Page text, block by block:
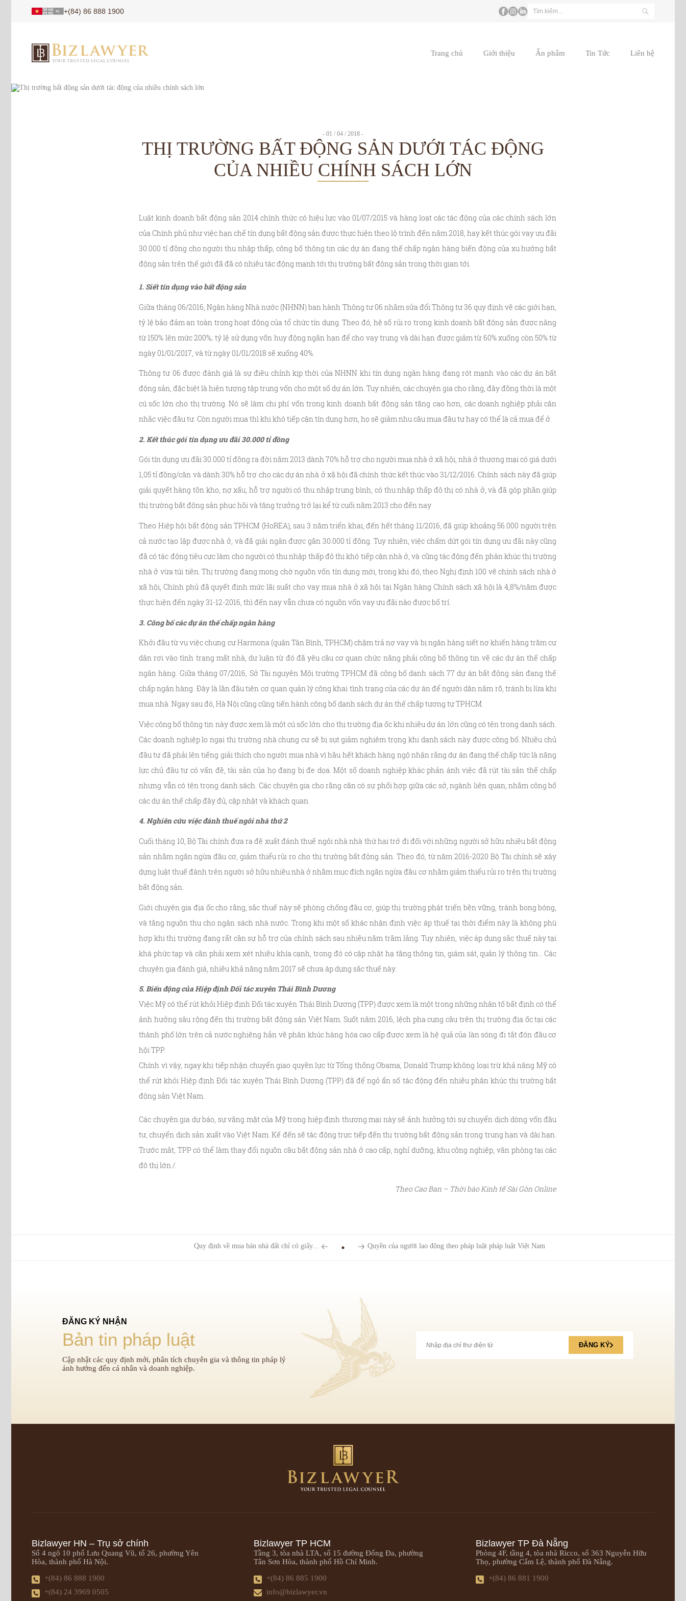
+(84) 86 888 1900
Trang chủ Giới thiệu Ấn phẩm Tin Tức Liên hệ
- 01 / 04 / 2018 -
THỊ TRƯỜNG BẤT ĐỘNG SẢN DƯỚI TÁC ĐỘNG
CỦA NHIỀU CHÍNH SÁCH LỚN
Luật kinh doanh bất động sản 2014 chính thức có hiệu lực vào 01/07/2015 và hàng loạt các tác động của các chính sách lớn
của Chính phủ như việc hạn chế tín dụng bất động sản được thực hiện theo lộ trình đến năm 2018, hay kết thúc gói vay ưu đãi
30.000 tỉ đồng cho người thu nhập thấp, công bố thông tin các dự án đang thế chấp ngân hàng biến động của xu hướng bất
động sản trên thế giới đã đã có nhiều tác động mạnh tới thị trường bất động sản trong thời gian tới.
1. Siết tín dụng vào bất động sản
Giữa tháng 06/2016, Ngân hàng Nhà nước (NHNN) ban hành Thông tư 06 nhằm sửa đổi Thông tư 36 quy định về các giới hạn,
tỷ lệ bảo đảm an toàn trong hoạt động của tổ chức tín dụng. Theo đó, hệ số rủi ro trong kinh doanh bất động sản được nâng
từ 150% lên mức 200%; tỷ lệ sử dụng vốn huy động ngắn hạn để cho vay trung và dài hạn được giảm từ 60% xuống còn 50% từ
ngày 01/01/2017, và từ ngày 01/01/2018 sẽ xuống 40%.
Thông tư 06 được đánh giá là sự điều chỉnh kịp thời của NHNN khi tín dụng ngân hàng đang rót mạnh vào các dự án bất
động sản, đặc biệt là hiện tượng tập trung vốn cho một số dự án lớn. Tuy nhiên, các chuyên gia cho rằng, đây đồng thời là một
cú sốc lớn cho thị trường. Nó sẽ làm chi phí vốn trong kinh doanh bất động sản tăng cao hơn, các doanh nghiệp phải cân
nhắc việc đầu tư. Còn người mua thì khi khó tiếp cận tín dụng hơn, họ sẽ giảm nhu cầu mua đầu tư hay có thể là cả mua để ở.
2. Kết thúc gói tín dụng ưu đãi 30.000 tỉ đồng
Gói tín dụng ưu đãi 30.000 tỉ đồng ra đời năm 2013 dành 70% hỗ trợ cho người mua nhà ở xã hội, nhà ở thương mại có giá dưới
1,05 tỉ đồng/căn và dành 30% hỗ trợ cho các dự án nhà ở xã hội đã chính thức kết thúc vào 31/12/2016. Chính sách này đã giúp
giải quyết hàng tồn kho, nợ xấu, hỗ trợ người có thu nhập trung bình, có thu nhập thấp đô thị có nhà ở, và đã góp phần giúp
thị trường bất động sản phục hồi và tăng trưởng trở lại kể từ cuối năm 2013 cho đến nay
Theo Hiệp hội bất động sản TPHCM (HoREA), sau 3 năm triển khai, đến hết tháng 11/2016, đã giúp khoảng 56.000 người trên
cả nước tạo lập được nhà ở, và đã giải ngân được gần 30.000 tỉ đồng. Tuy nhiên, việc chấm dứt gói tín dụng ưu đãi này cũng
đã có tác động tiêu cực làm cho người có thu nhập thấp đô thị khó tiếp cận nhà ở, và cũng tác động đến phân khúc thị trường
nhà ở vừa túi tiền. Thị trường đang mong chờ nguồn vốn tín dụng mới, trong khi đó, theo Nghị định 100 về chính sách nhà ở
xã hội, Chính phủ đã quyết định mức lãi suất cho vay mua nhà ở xã hội tại Ngân hàng Chính sách xã hội là 4,8%/năm được
thực hiện đến ngày 31-12-2016, thì đến nay vẫn chưa có nguồn vốn vay ưu đãi nào được bố trí.
3. Công bố các dự án thế chấp ngân hàng
Khởi đầu từ vụ việc chung cư Harmona (quận Tân Bình, TPHCM) chậm trả nợ vay và bị ngân hàng siết nợ khiến hàng trăm cư
dân rơi vào tình trạng mất nhà, dư luận từ đó đã yêu cầu cơ quan chức năng phải công bố thông tin về các dự án thế chấp
ngân hàng. Giữa tháng 07/2016, Sở Tài nguyên Môi trường TPHCM đã công bố danh sách 77 dự án bất động sản đang thế
chấp ngân hàng. Đây là lần đầu tiên cơ quan quản lý công khai tình trạng của các dự án để người dân nắm rõ, tránh bị lừa khi
mua nhà. Ngay sau đó, Hà Nội cũng cũng tiến hành công bố danh sách dự án thế chấp tương tự TPHCM.
Việc công bố thông tin này được xem là một cú sốc lớn cho thị trường địa ốc khi nhiều dự án lớn cũng có tên trong danh sách.
Các doanh nghiệp lo ngại thị trường nhà chung cư sẽ bị sụt giảm nghiêm trọng khi danh sách này được công bố. Nhiều chủ
đầu tư đã phải lên tiếng giải thích cho người mua nhà vì hầu hết khách hàng ngộ nhận rằng dự án đang thế chấp tức là năng
lực chủ đầu tư có vấn đề, tài sản của họ đang bị đe dọa. Một số doanh nghiệp khác phản ánh việc đã rút tài sản thế chấp
nhưng vẫn có tên trong danh sách. Các chuyên gia cho rằng cần có sự phối hợp giữa các sở, ngành liên quan, nhằm công bố
các dự án thế chấp đầy đủ, cập nhật và khách quan.
4. Nghiên cứu việc đánh thuế ngôi nhà thứ 2
Cuối tháng 10, Bộ Tài chính đưa ra đề xuất đánh thuế ngôi nhà nhà thứ hai trở đi đối với những người sở hữu nhiều bất động
sản nhằm ngăn ngừa đầu cơ, giảm thiểu rủi ro cho thị trường bất động sản. Theo đó, từ năm 2016-2020 Bộ Tài chính sẽ xây
dựng luật thuế đánh trên người sở hữu nhiều nhà ở nhằm mục đích ngăn ngừa đầu cơ nhằm giảm thiểu rủi ro trên thị trường
bất động sản.
Giới chuyên gia địa ốc cho rằng, sắc thuế này sẽ phòng chống đầu cơ, giúp thị trường phát triển bền vững, tránh bong bóng,
và tăng nguồn thu cho ngân sách nhà nước. Trong khi một số khác nhận định việc áp thuế tại thời điểm này là không phù
hợp khi thị trường đang rất cần sự hỗ trợ của chính sách sau nhiều năm trầm lắng. Tuy nhiên, việc áp dụng sắc thuế này tại
khá phức tạp và cần phải xem xét nhiều khía cạnh, trong đó có cập nhật hạ tầng thông tin, giám sát, quản lý thông tin… Các
chuyên gia đánh giá, nhiều khả năng năm 2017 sẽ chưa áp dụng sắc thuế này.
5. Biến động của Hiệp định Đối tác xuyên Thái Bình Dương
Việc Mỹ có thể rút khỏi Hiệp định Đối tác xuyên Thái Bình Dương (TPP) được xem là một trong những nhân tố bất định có thể
ảnh hưởng sâu rộng đến thị trường bất động sản Việt Nam. Suốt năm 2016, lệch pha cung cầu trên thị trường địa ốc tại các
thành phố lớn trên cả nước nghiêng hẳn về phân khúc hàng hóa cao cấp được xem là hệ quả của làn sóng đi tắt đón đầu cơ
hội TPP.
Chính vì vậy, ngay khi tiếp nhận chuyển giao quyền lực từ Tổng thống Obama, Donald Trump không loại trừ khả năng Mỹ có
thể rút khỏi Hiệp định Đối tác xuyên Thái Bình Dương (TPP) đã để ngỏ ẩn số tác động đến nhiều phân khúc thị trường bất
động sản Việt Nam.
Các chuyên gia dự báo, sự vắng mặt của Mỹ trong hiệp định thương mại này sẽ ảnh hưởng tới sự chuyển dịch dòng vốn đầu
tư, chuyển dịch sản xuất vào Việt Nam. Kế đến sẽ tác động trực tiếp đến thị trường bất động sản trong trung hạn và dài hạn.
Trước mắt, TPP có thể làm thay đổi nguồn cầu bất động sản nhà ở cao cấp, nghỉ dưỡng, khu công nghiệp, văn phòng tại các
đô thị lớn./.
Theo Cao Ban – Thời báo Kinh tế Sài Gòn Online
Quy định về mua bán nhà đất chỉ có giấy... Quyền của người lao động theo pháp luật pháp luật Việt Nam
ĐĂNG KÝ NHẬN
Bản tin pháp luật
Cập nhật các quy định mới, phân tích chuyên gia và thông tin pháp lý
ảnh hưởng đến cá nhân và doanh nghiệp.
ĐĂNG KÝ
Bizlawyer HN – Trụ sở chính
Số 4 ngõ 10 phố Lưu Quang Vũ, tổ 26, phường Yên
Hòa, thành phố Hà Nội.
+(84) 86 888 1900
+(84) 24 3969 0505
Bizlawyer TP HCM
Tầng 3, tòa nhà LTA, số 15 đường Đống Đa, phường
Tân Sơn Hòa, thành phố Hồ Chí Minh.
+(84) 86 885 1900
info@bizlawyer.vn
Bizlawyer TP Đà Nẵng
Phòng 4F, tầng 4, tòa nhà Ricco, số 363 Nguyễn Hữu
Thọ, phường Cẩm Lệ, thành phố Đà Nẵng.
+(84) 86 881 1900